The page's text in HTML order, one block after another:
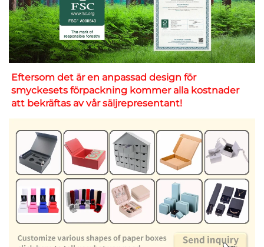
Eftersom det är en anpassad design för
smyckesets förpackning kommer alla kostnader
att bekräftas av vår säljrepresentant!